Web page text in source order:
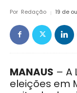
Amazônia
Por Redação 19 de
MANAUS – A
eleições em